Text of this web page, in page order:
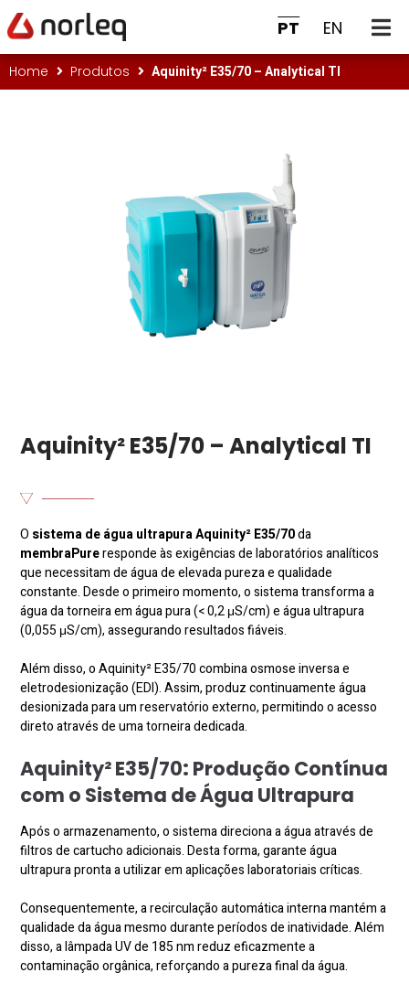
PT EN
Home Produtos Aquinity² E35/70 – Analytical TI
Aquinity² E35/70 – Analytical TI
O sistema de água ultrapura Aquinity² E35/70da
membraPureresponde às exigências de laboratórios analíticos
que necessitam de água de elevada pureza e qualidade
constante. Desde o primeiro momento, o sistema transforma a
água da torneira em água pura (< 0,2 μS/cm) e água ultrapura
(0,055 μS/cm), assegurando resultados fiáveis.
Além disso, o Aquinity² E35/70 combina osmose inversa e
eletrodesionização (EDI). Assim, produz continuamente água
desionizada para um reservatório externo, permitindo o acesso
direto através de uma torneira dedicada.
Aquinity² E35/70: Produção Contínua
com o Sistema de Água Ultrapura
Após o armazenamento, o sistema direciona a água através de
filtros de cartucho adicionais. Desta forma, garante água
ultrapura pronta a utilizar em aplicações laboratoriais críticas.
Consequentemente, a recirculação automática interna mantém a
qualidade da água mesmo durante períodos de inatividade. Além
disso, a lâmpada UV de 185 nm reduz eficazmente a
contaminação orgânica, reforçando a pureza final da água.